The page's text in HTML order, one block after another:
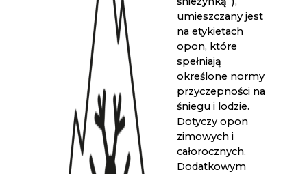
umieszczany jest
na etykietach
opon, które
spełniają
określone normy
przyczepności na
śniegu i lodzie.
Dotyczy opon
zimowych i
całorocznych.
Dodatkowym